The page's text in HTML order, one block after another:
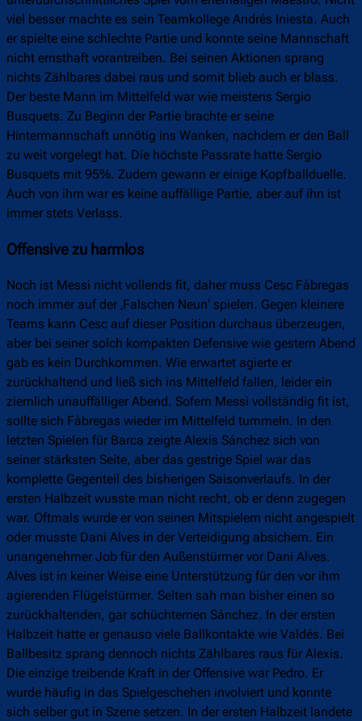
viel besser machte es sein Teamkollege Andrés Iniesta. Auch
er spielte eine schlechte Partie und konnte seine Mannschaft
nicht ernsthaft vorantreiben. Bei seinen Aktionen sprang
nichts Zählbares dabei raus und somit blieb auch er blass.
Der beste Mann im Mittelfeld war wie meistens Sergio
Busquets. Zu Beginn der Partie brachte er seine
Hintermannschaft unnötig ins Wanken, nachdem er den Ball
zu weit vorgelegt hat. Die höchste Passrate hatte Sergio
Busquets mit 95%. Zudem gewann er einige Kopfballduelle.
Auch von ihm war es keine auffällige Partie, aber auf ihn ist
immer stets Verlass.
Offensive zu harmlos
Noch ist Messi nicht vollends fit, daher muss Cesc Fàbregas
noch immer auf der ‚Falschen Neun‘ spielen. Gegen kleinere
Teams kann Cesc auf dieser Position durchaus überzeugen,
aber bei seiner solch kompakten Defensive wie gestern Abend
gab es kein Durchkommen. Wie erwartet agierte er
zurückhaltend und ließ sich ins Mittelfeld fallen, leider ein
ziemlich unauffälliger Abend. Sofern Messi vollständig fit ist,
sollte sich Fàbregas wieder im Mittelfeld tummeln. In den
letzten Spielen für Barca zeigte Alexis Sánchez sich von
seiner stärksten Seite, aber das gestrige Spiel war das
komplette Gegenteil des bisherigen Saisonverlaufs. In der
ersten Halbzeit wusste man nicht recht, ob er denn zugegen
war. Oftmals wurde er von seinen Mitspielern nicht angespielt
oder musste Dani Alves in der Verteidigung absichern. Ein
unangenehmer Job für den Außenstürmer vor Dani Alves.
Alves ist in keiner Weise eine Unterstützung für den vor ihm
agierenden Flügelstürmer. Selten sah man bisher einen so
zurückhaltenden, gar schüchternen Sánchez. In der ersten
Halbzeit hatte er genauso viele Ballkontakte wie Valdés. Bei
Ballbesitz sprang dennoch nichts Zählbares raus für Alexis.
Die einzige treibende Kraft in der Offensive war Pedro. Er
wurde häufig in das Spielgeschehen involviert und konnte
sich selber gut in Szene setzen. In der ersten Halbzeit landete